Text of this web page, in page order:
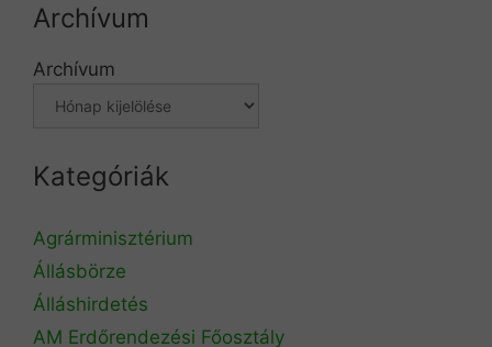
Archívum
Archívum
Kategóriák
Agrárminisztérium
Állásbörze
Álláshirdetés
AM Erdőrendezési Főosztály